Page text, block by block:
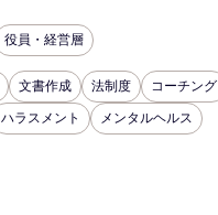
役員・経営層
文書作成 法制度 コーチング
ハラスメント メンタルヘルス